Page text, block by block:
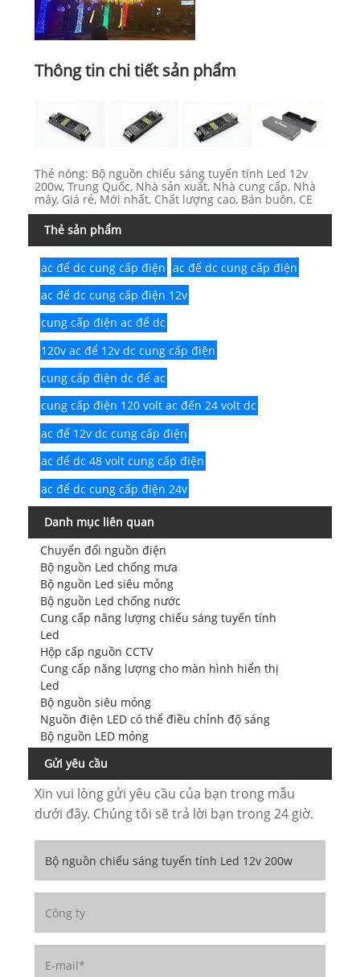
Thông tin chi tiết sản phẩm
Thẻ nóng: Bộ nguồn chiếu sáng tuyến tính Led 12v
200w, Trung Quốc, Nhà sản xuất, Nhà cung cấp, Nhà
máy, Giá rẻ, Mới nhất, Chất lượng cao, Bán buôn, CE
Thẻ sản phẩm
ac để dc cung cấp điện ac để dc cung cấp điện
ac để dc cung cấp điện 12v
cung cấp điện ac để dc
120v ac để 12v dc cung cấp điện
cung cấp điện dc để ac
cung cấp điện 120 volt ac đến 24 volt dc
ac để 12v dc cung cấp điện
ac để dc 48 volt cung cấp điện
ac để dc cung cấp điện 24v
Danh mục liên quan
Chuyển đổi nguồn điện
Bộ nguồn Led chống mưa
Bộ nguồn Led siêu mỏng
Bộ nguồn Led chống nước
Cung cấp năng lượng chiếu sáng tuyến tính
Led
Hộp cấp nguồn CCTV
Cung cấp năng lượng cho màn hình hiển thị
Led
Bộ nguồn siêu mỏng
Nguồn điện LED có thể điều chỉnh độ sáng
Bộ nguồn LED mỏng
Gửi yêu cầu
Xin vui lòng gửi yêu cầu của bạn trong mẫu
dưới đây. Chúng tôi sẽ trả lời bạn trong 24 giờ.